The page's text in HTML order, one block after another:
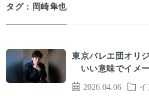
タグ：岡崎隼也
2026.04.06 イ
東京バレエ団オリ
いい意味でイメ